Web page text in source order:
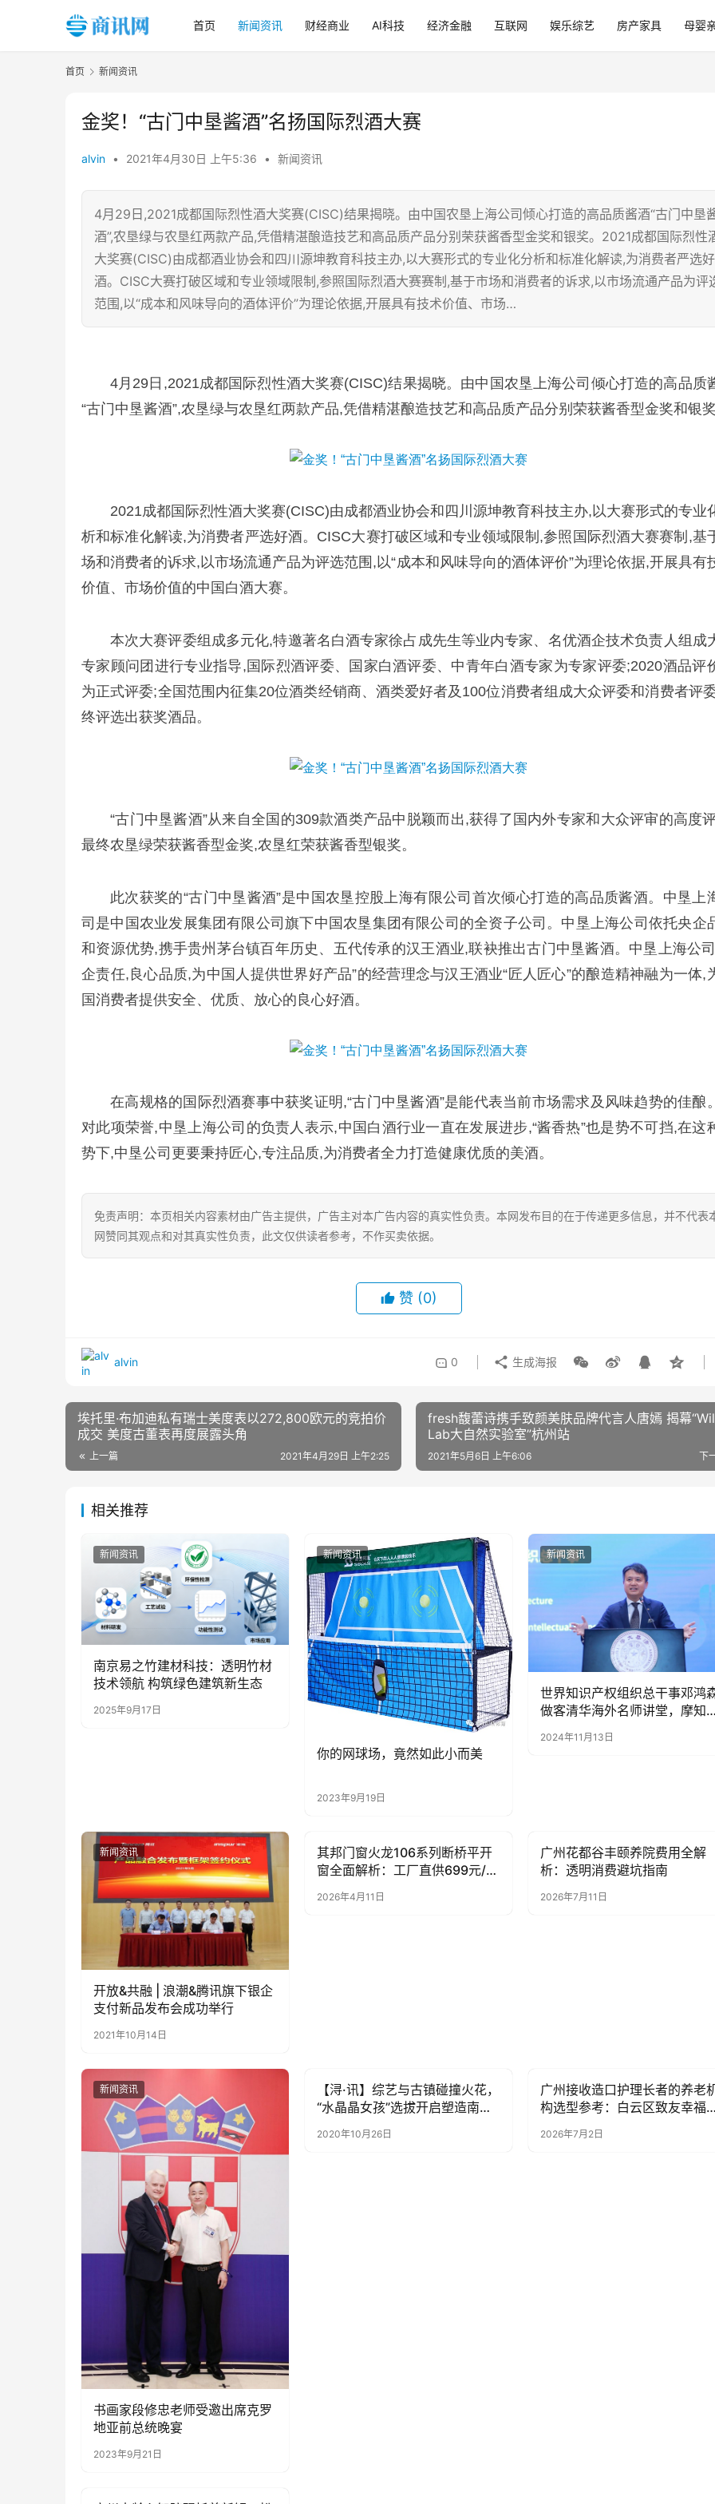
首页 新闻资讯 财经商业 AI科技 经济金融 互联网 娱乐综艺 房产家具 母婴
首页 新闻资讯
金奖！“古门中垦酱酒”名扬国际烈酒大赛
alvin • 2021年4月30日 上午5:36 • 新闻资讯
4月29日,2021成都国际烈性酒大奖赛(CISC)结果揭晓。由中国农垦上海公司倾心打造的高品质酱酒“古门中垦
酒”,农垦绿与农垦红两款产品,凭借精湛酿造技艺和高品质产品分别荣获酱香型金奖和银奖。2021成都国际烈性
大奖赛(CISC)由成都酒业协会和四川源坤教育科技主办,以大赛形式的专业化分析和标准化解读,为消费者严选好
酒。CISC大赛打破区域和专业领域限制,参照国际烈酒大赛赛制,基于市场和消费者的诉求,以市场流通产品为评
范围,以“成本和风味导向的酒体评价”为理论依据,开展具有技术价值、市场…
4月29日,2021成都国际烈性酒大奖赛(CISC)结果揭晓。由中国农垦上海公司倾心打造的高品质
“古门中垦酱酒”,农垦绿与农垦红两款产品,凭借精湛酿造技艺和高品质产品分别荣获酱香型金奖和银
2021成都国际烈性酒大奖赛(CISC)由成都酒业协会和四川源坤教育科技主办,以大赛形式的专业
析和标准化解读,为消费者严选好酒。CISC大赛打破区域和专业领域限制,参照国际烈酒大赛赛制,基
场和消费者的诉求,以市场流通产品为评选范围,以“成本和风味导向的酒体评价”为理论依据,开展具有
价值、市场价值的中国白酒大赛。
本次大赛评委组成多元化,特邀著名白酒专家徐占成先生等业内专家、名优酒企技术负责人组成
专家顾问团进行专业指导,国际烈酒评委、国家白酒评委、中青年白酒专家为专家评委;2020酒品评
为正式评委;全国范围内征集20位酒类经销商、酒类爱好者及100位消费者组成大众评委和消费者评
终评选出获奖酒品。
“古门中垦酱酒”从来自全国的309款酒类产品中脱颖而出,获得了国内外专家和大众评审的高度
最终农垦绿荣获酱香型金奖,农垦红荣获酱香型银奖。
此次获奖的“古门中垦酱酒”是中国农垦控股上海有限公司首次倾心打造的高品质酱酒。中垦上
司是中国农业发展集团有限公司旗下中国农垦集团有限公司的全资子公司。中垦上海公司依托央企
和资源优势,携手贵州茅台镇百年历史、五代传承的汉王酒业,联袂推出古门中垦酱酒。中垦上海公
企责任,良心品质,为中国人提供世界好产品”的经营理念与汉王酒业“匠人匠心”的酿造精神融为一体,
国消费者提供安全、优质、放心的良心好酒。
在高规格的国际烈酒赛事中获奖证明,“古门中垦酱酒”是能代表当前市场需求及风味趋势的佳酿
对此项荣誉,中垦上海公司的负责人表示,中国白酒行业一直在发展进步,“酱香热”也是势不可挡,在这
势下,中垦公司更要秉持匠心,专注品质,为消费者全力打造健康优质的美酒。
免责声明：本页相关内容素材由广告主提供，广告主对本广告内容的真实性负责。本网发布目的在于传递更多信息，并不代表
网赞同其观点和对其真实性负责，此文仅供读者参考，不作买卖依据。
赞 (0)
alvin 0 生成海报
埃托里·布加迪私有瑞士美度表以272,800欧元的竞拍价
成交 美度古董表再度展露头角
上一篇 2021年4月29日 上午2:25
fresh馥蕾诗携手致颜美肤品牌代言人唐嫣 揭幕
Lab大自然实验室”杭州站
下
2021年5月6日 上午6:06
相关推荐
新闻资讯
南京易之竹建材科技：透明竹材
技术领航 构筑绿色建筑新生态
2025年9月17日
新闻资讯
你的网球场，竟然如此小而美
2023年9月19日
新闻资讯
世界知识产权组织总干事邓鸿
做客清华海外名师讲堂，摩知
创始人张锐出席并发言交流
2024年11月13日
新闻资讯
开放&共融 | 浪潮&腾讯旗下银企
支付新品发布会成功举行
2021年10月14日
新闻资讯
其邦门窗火龙106系列断桥平开
窗全面解析：工厂直供699元/
㎡，南玻玉麒麟玻璃+速的奥微
发泡技术实测
2026年4月11日
新闻资讯
广州花都谷丰颐养院费用全解
析：透明消费避坑指南
2026年7月11日
新闻资讯
书画家段修忠老师受邀出席克罗
地亚前总统晚宴
2023年9月21日
新闻资讯
【浔·讯】综艺与古镇碰撞火花，
“水晶晶女孩”选拔开启塑造南浔
城市品牌IP
2020年10月26日
新闻资讯
广州接收造口护理长者的养老
构选型参考：白云区致友幸福
养老院观察
2026年7月2日